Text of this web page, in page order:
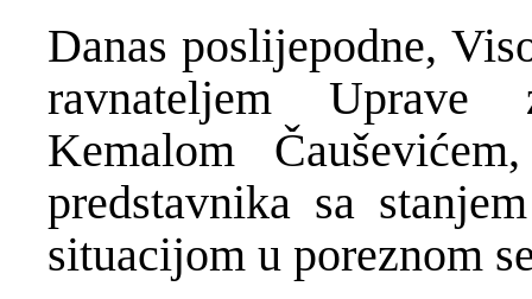
Danas poslijepodne,
ravnateljem Uprave
Kemalom
predstavnika sa
situacijom u poreznom